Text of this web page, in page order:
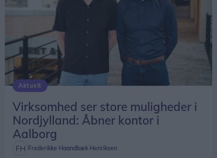
Aktuelt
Virksomhed ser store muligheder i
Nordjylland: Åbner kontor i
Aalborg
Frederikke Haandbæk Henriksen